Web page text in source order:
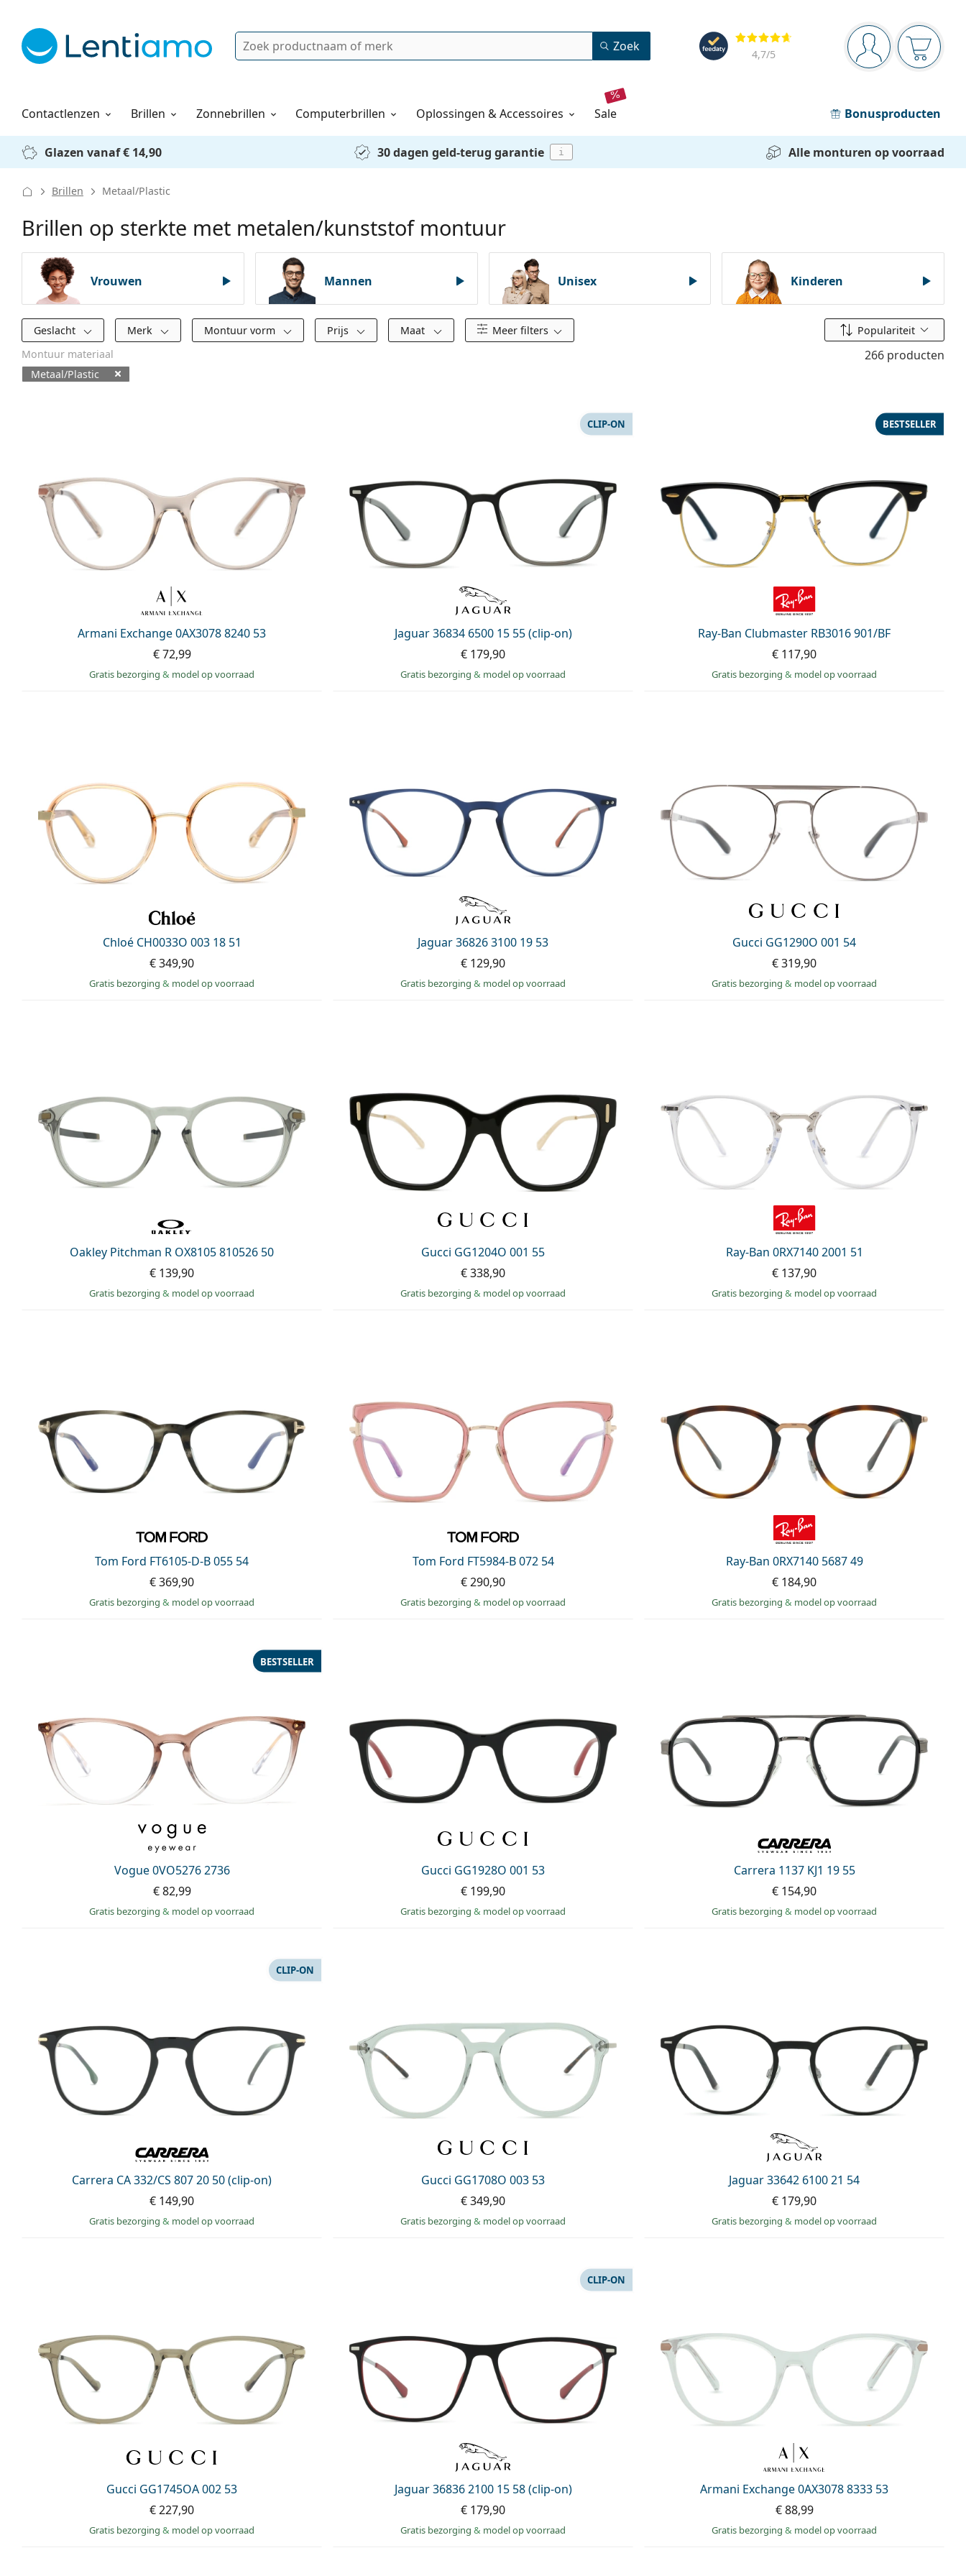
Navigatie
Je bent ingelogd
Jouw
Beoordelingen
4,7/5
Zoek Zoek
Contactlenzen
Lenzenvloeistoffen Brillen Zonnebrillen Computerbrillen Oplossingen & Accessoires sale Bonusproducten
Hoe bestellen
Glazen vanaf € 14,90 30 dagen geld-terug garantie i Alle monturen op voorraad
Brillen Metaal/Plastic
Brillen op sterkte met metalen/kunststof montuur
Vrouwen Mannen Unisex Kinderen
Filters
Geslacht Merk Montuur vorm Prijs Maat Meer filters Sorteer op
Populariteit
Montuur materiaal
Metaal/Plastic
266 producten
Armani Exchange 0AX3078 8240 53
€ 72,99
Gratis bezorging & model op voorraad
Jaguar 36834 6500 15 55 (clip-on)
CLIP-ON
€ 179,90
Gratis bezorging & model op voorraad
Ray-Ban Clubmaster RB3016 901/BF
BESTSELLER
€ 117,90
Gratis bezorging & model op voorraad
Chloé CH0033O 003 18 51
€ 349,90
Gratis bezorging & model op voorraad
Jaguar 36826 3100 19 53
€ 129,90
Gratis bezorging & model op voorraad
Gucci GG1290O 001 54
€ 319,90
Gratis bezorging & model op voorraad
Oakley Pitchman R OX8105 810526 50
€ 139,90
Gratis bezorging & model op voorraad
Gucci GG1204O 001 55
€ 338,90
Gratis bezorging & model op voorraad
Ray-Ban 0RX7140 2001 51
€ 137,90
Gratis bezorging & model op voorraad
Tom Ford FT6105-D-B 055 54
€ 369,90
Gratis bezorging & model op voorraad
Tom Ford FT5984-B 072 54
€ 290,90
Gratis bezorging & model op voorraad
Ray-Ban 0RX7140 5687 49
€ 184,90
Gratis bezorging & model op voorraad
Vogue 0VO5276 2736
BESTSELLER
€ 82,99
Gratis bezorging & model op voorraad
Gucci GG1928O 001 53
€ 199,90
Gratis bezorging & model op voorraad
Carrera 1137 KJ1 19 55
€ 154,90
Gratis bezorging & model op voorraad
Carrera CA 332/CS 807 20 50 (clip-on)
CLIP-ON
€ 149,90
Gratis bezorging & model op voorraad
Gucci GG1708O 003 53
€ 349,90
Gratis bezorging & model op voorraad
Jaguar 33642 6100 21 54
€ 179,90
Gratis bezorging & model op voorraad
Gucci GG1745OA 002 53
€ 227,90
Gratis bezorging & model op voorraad
Jaguar 36836 2100 15 58 (clip-on)
CLIP-ON
€ 179,90
Gratis bezorging & model op voorraad
Armani Exchange 0AX3078 8333 53
€ 88,99
Gratis bezorging & model op voorraad